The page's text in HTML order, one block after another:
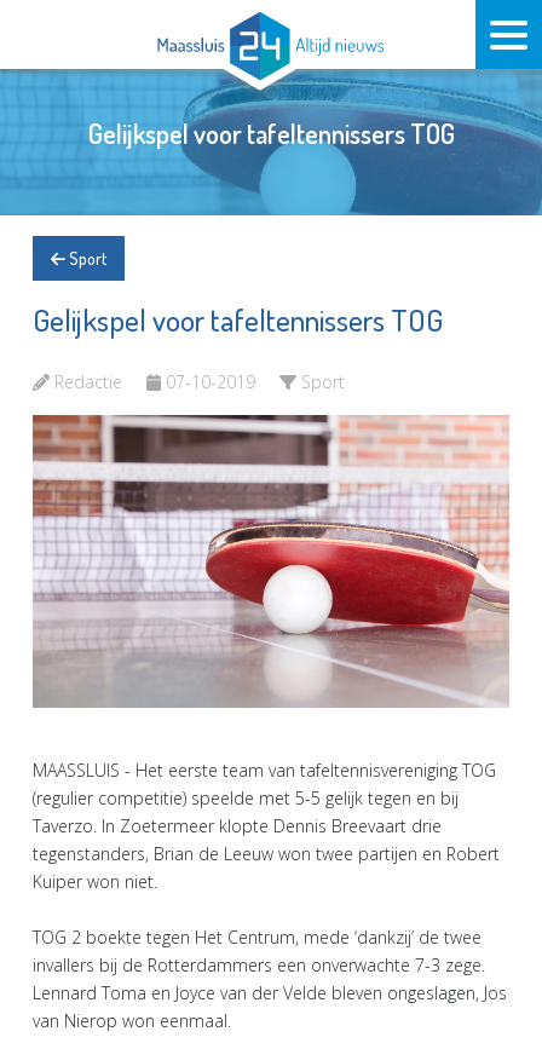
Gelijkspel voor tafeltennissers TOG
Sport
Gelijkspel voor tafeltennissers TOG
Redactie 07-10-2019 Sport
MAASSLUIS - Het eerste team van tafeltennisvereniging TOG
(regulier competitie) speelde met 5-5 gelijk tegen en bij
Taverzo. In Zoetermeer klopte Dennis Breevaart drie
tegenstanders, Brian de Leeuw won twee partijen en Robert
Kuiper won niet.
TOG 2 boekte tegen Het Centrum, mede ‘dankzij’ de twee
invallers bij de Rotterdammers een onverwachte 7-3 zege.
Lennard Toma en Joyce van der Velde bleven ongeslagen, Jos
van Nierop won eenmaal.